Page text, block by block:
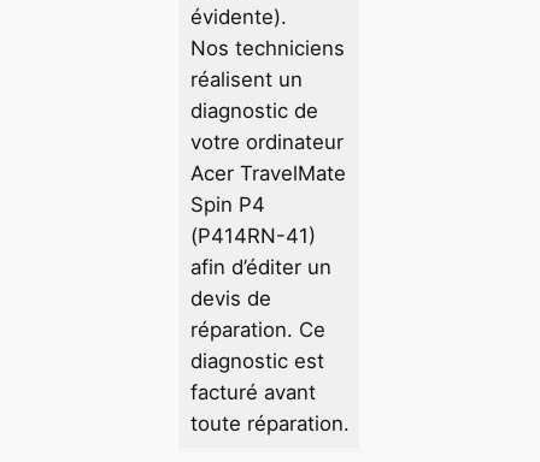
évidente).
Nos techniciens
réalisent un
diagnostic de
votre ordinateur
Acer TravelMate
Spin P4
(P414RN-41)
afin d’éditer un
devis de
réparation. Ce
diagnostic est
facturé avant
toute réparation.